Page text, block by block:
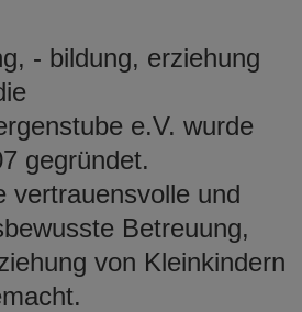
- bildung, erziehung
e.V. wurde
gegründet.
vertrauensvolle und
Betreuung,
von Kleinkindern